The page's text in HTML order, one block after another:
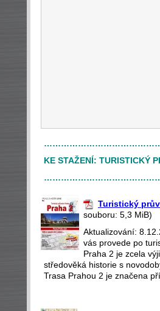
KE STAŽENÍ: TURISTICKÝ
Turistický
souboru: 5,3 MiB)
Aktualizování:
vás provede po
Praha 2 je zcela
středověká historie s
Trasa Prahou 2 je značena